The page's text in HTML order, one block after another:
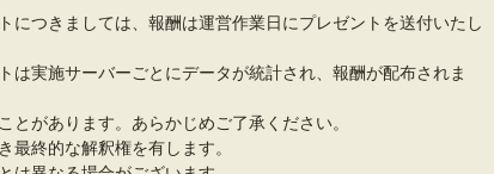
つきましては、報酬は運営作業日にプレゼントを送付いたし
実施サーバーごとにデータが統計され、報酬が配布されま
があります。あらかじめご了承ください。
終的な解釈権を有します。